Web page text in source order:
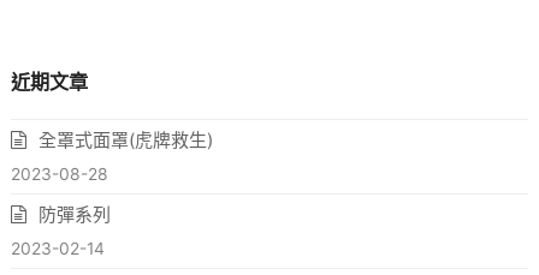
近期文章
全罩式面罩(虎牌救生)
2023-08-28
防彈系列
2023-02-14